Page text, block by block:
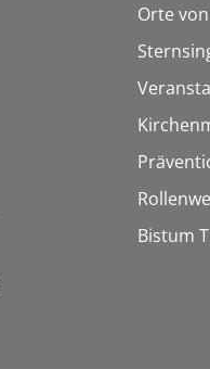
Orte
Bistum